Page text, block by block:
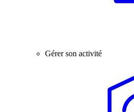
Gérer son activité